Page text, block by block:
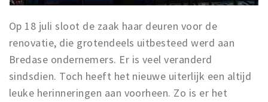
Op 18 juli sloot de zaak haar deuren voor de
renovatie, die grotendeels uitbesteed werd aan
Bredase ondernemers. Er is veel veranderd
sindsdien. Toch heeft het nieuwe uiterlijk een altijd
leuke herinneringen aan voorheen. Zo is er het